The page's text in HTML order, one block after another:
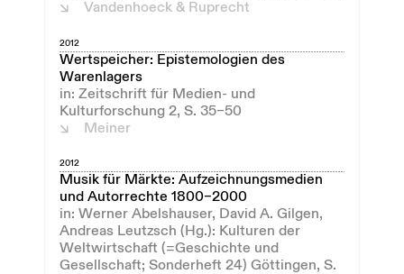
Vandenhoeck & Ruprecht
2012
Wertspeicher: Epistemologien des
Warenlagers
in: Zeitschrift für Medien- und
Kulturforschung 2, S. 35–50
Meiner
2012
Musik für Märkte: Aufzeichnungsmedien
und Autorrechte 1800–2000
in: Werner Abelshauser, David A. Gilgen,
Andreas Leutzsch (Hg.): Kulturen der
Weltwirtschaft (=Geschichte und
Gesellschaft; Sonderheft 24) Göttingen, S.